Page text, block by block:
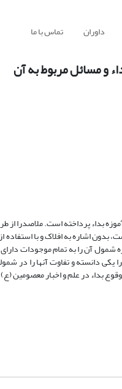
داوران تماس با ما
و مسائل مربوط به آن
بداء پرداخته است. ملاصدرا از
بدون اشاره به افلاک و با استفاده
تبیین می کند و هم دایره شمول آن را به
یکی دانسته و تفاوت آنها را در
وقوع بداء در علم و اخبار معصومین